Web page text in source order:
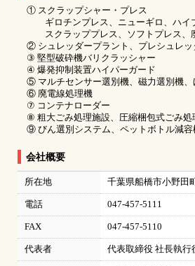
① スクラップシャー・プレス
ギロチンプレス、ニューギロ、ハイブ
スクラッププレス、ソフトプレス、
② シュレッダープラント、プレシュレッ
③ 堅型破砕機バリクラッシャー
④ 爆発抑制装置ハイパーガード
⑤ マルチセンサー選別機、磁力選別機、
⑥ 廃電線処理機
⑦ コンテナローダー
⑧ 粗大ごみ処理施設、圧縮梱包式ごみ処
⑨ びん選別システム、ペットボトル減容
会社概要
所在地 千葉県船橋市小野田
電話 047-457-5111
FAX 047-457-5110
代表者 代表取締役 社長執